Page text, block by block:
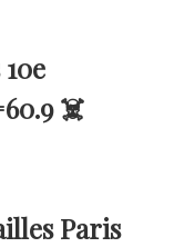
☠️
Paris